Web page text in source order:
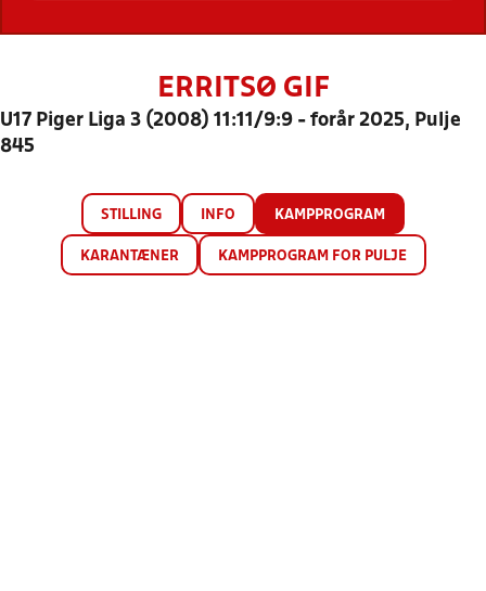
ERRITSØ GIF
U17 Piger Liga 3 (2008) 11:11/9:9 - forår 2025, Pulje
845
STILLING INFO KAMPPROGRAM
KARANTÆNER KAMPPROGRAM FOR PULJE